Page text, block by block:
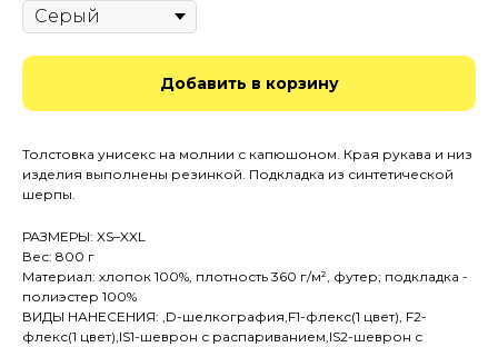
Добавить в корзину
Толстовка унисекс на молнии с капюшоном. Края рукава и низ
изделия выполнены резинкой. Подкладка из синтетической
шерпы.
РАЗМЕРЫ: XS–XXL
Вес: 800 г
Материал: хлопок 100%, плотность 360 г/м², футер; подкладка -
полиэстер 100%
ВИДЫ НАНЕСЕНИЯ: ,D-шелкография,F1-флекс(1 цвет), F2-
флекс(1 цвет),IS1-шеврон с распариванием,IS2-шеврон с